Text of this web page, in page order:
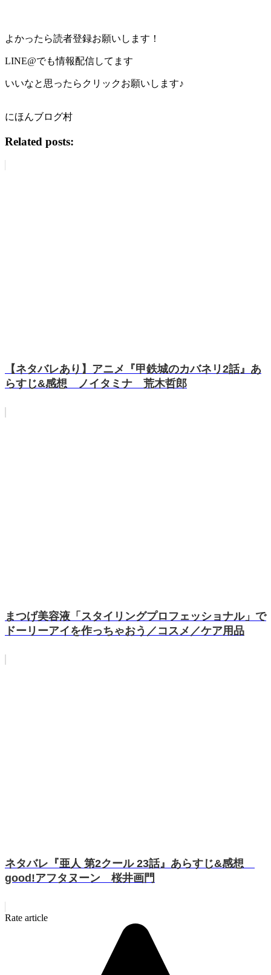
よかったら読者登録お願いします！
LINE@でも情報配信してます
いいなと思ったらクリックお願いします♪
にほんブログ村
Related posts:
【ネタバレあり】アニメ『甲鉄城のカバネリ2話』あ
らすじ&感想 ノイタミナ 荒木哲郎
まつげ美容液「スタイリングプロフェッショナル」で
ドーリーアイを作っちゃおう／コスメ／ケア用品
ネタバレ『亜人 第2クール 23話』あらすじ&感想
good!アフタヌーン 桜井画門
Rate article